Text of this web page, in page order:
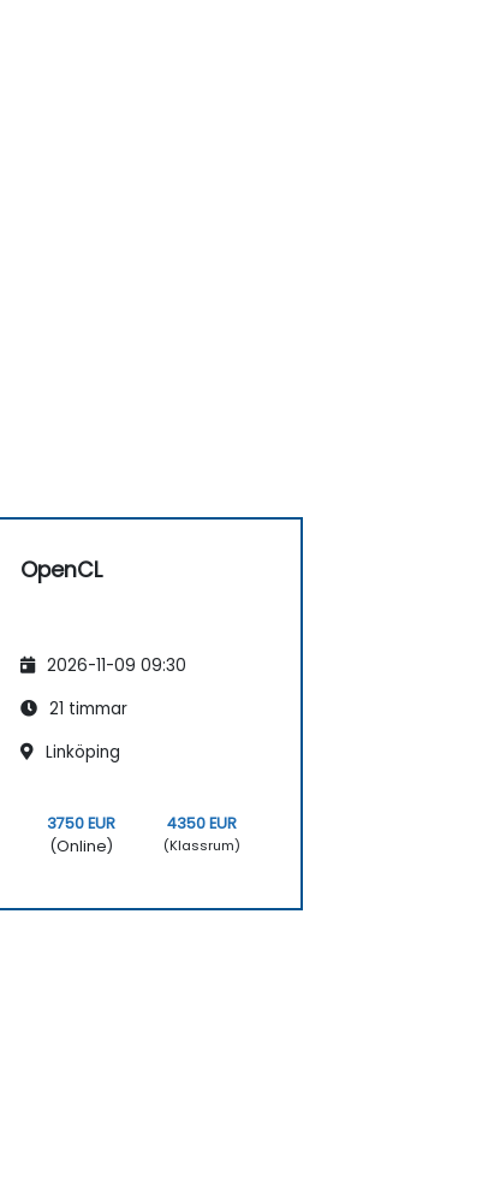
OpenCL
2026-11-09 09:30
21 timmar
Linköping
3750 EUR
(Online)
4350 EUR
(Klassrum)